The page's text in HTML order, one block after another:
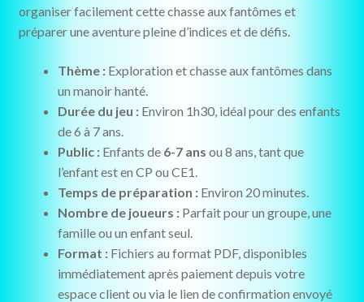
organiser facilement cette chasse aux fantômes et
préparer une aventure pleine d’indices et de défis.
Thème :Exploration et chasse aux fantômes dans
un manoir hanté.
Durée du jeu :Environ 1h30, idéal pour des enfants
de 6 à 7 ans.
Public :Enfants de 6-7 ans ou 8 ans, tant que
l’enfant est en CP ou CE1.
Temps de préparation :Environ 20 minutes.
Nombre de joueurs :Parfait pour un groupe, une
famille ou un enfant seul.
Format :Fichiers au format PDF, disponibles
immédiatement après paiement depuis votre
espace client ou via le lien de confirmation envoyé